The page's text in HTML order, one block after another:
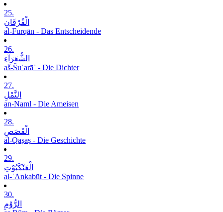
25.
الْفُرْقَانِ
al-Furqān - Das Entscheidende
26.
الشُّعَرَآءِ
aš-Šuʿarāʾ - Die Dichter
27.
النَّمْلِ
an-Naml - Die Ameisen
28.
الْقَصَصِ
al-Qaṣaṣ - Die Geschichte
29.
الْعَنْکَبُوْتِ
al-ʿAnkabūt - Die Spinne
30.
الرُّوْمِ